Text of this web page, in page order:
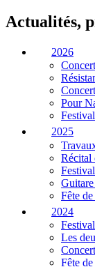
Actualités,
2026
Pour
2025
Récital
Fête
2024
Les
Fête